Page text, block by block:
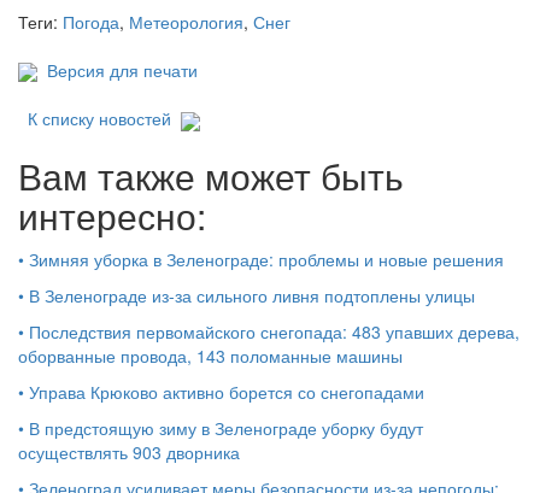
Теги: Погода, Метеорология, Снег
Версия для печати
К списку новостей
Вам также может быть
интересно:
• Зимняя уборка в Зеленограде: проблемы и новые решения
• В Зеленограде из-за сильного ливня подтоплены улицы
• Последствия первомайского снегопада: 483 упавших дерева,
оборванные провода, 143 поломанные машины
• Управа Крюково активно борется со снегопадами
• В предстоящую зиму в Зеленограде уборку будут
осуществлять 903 дворника
• Зеленоград усиливает меры безопасности из-за непогоды: